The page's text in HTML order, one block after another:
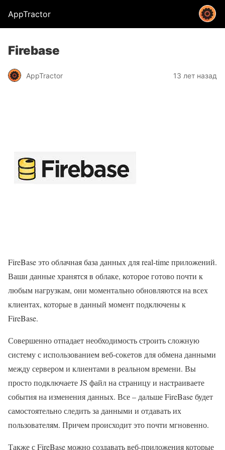
AppTractor
Firebase
AppTractor 13 лет назад
FireBase это облачная база данных для real-time приложений.
Ваши данные хранятся в облаке, которое готово почти к
любым нагрузкам, они моментально обновляются на всех
клиентах, которые в данный момент подключены к
FireBase.
Совершенно отпадает необходимость строить сложную
систему с использованием веб-сокетов для обмена данными
между сервером и клиентами в реальном времени. Вы
просто подключаете JS файл на страницу и настраиваете
события на изменения данных. Все – дальше FireBase будет
самостоятельно следить за данными и отдавать их
пользователям. Причем происходит это почти мгновенно.
Также с FireBase можно создавать веб-приложения которые